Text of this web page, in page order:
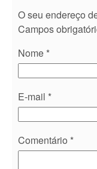
O seu endereço
Campos
Nome *
E-mail *
Comentário *